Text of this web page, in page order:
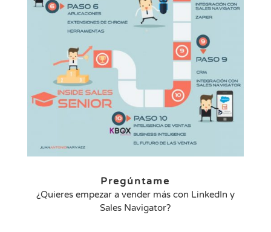
Pregúntame
¿Quieres empezar a vender más con LinkedIn y
Sales Navigator?